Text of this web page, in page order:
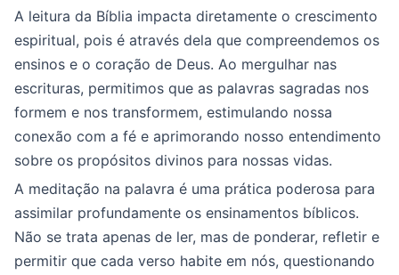
A leitura da Bíblia impacta diretamente o crescimento
espiritual, pois é através dela que compreendemos os
ensinos e o coração de Deus. Ao mergulhar nas
escrituras, permitimos que as palavras sagradas nos
formem e nos transformem, estimulando nossa
conexão com a fé e aprimorando nosso entendimento
sobre os propósitos divinos para nossas vidas.
A meditação na palavra é uma prática poderosa para
assimilar profundamente os ensinamentos bíblicos.
Não se trata apenas de ler, mas de ponderar, refletir e
permitir que cada verso habite em nós, questionando